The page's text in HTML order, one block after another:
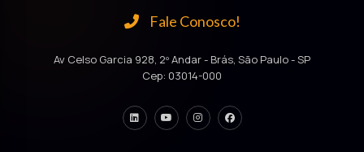
Fale Conosco!
Av Celso Garcia 928, 2º Andar - Brás, São Paulo - SP
Cep: 03014-000